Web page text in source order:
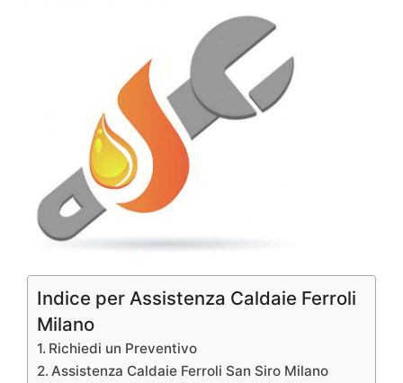
Indice per Assistenza Caldaie Ferroli
Milano
Richiedi un Preventivo
Assistenza Caldaie Ferroli San Siro Milano